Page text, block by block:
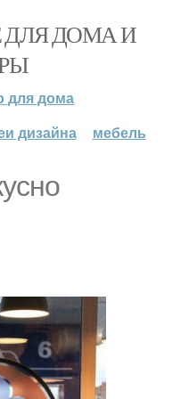
ДЛЯ ДОМА И
для дома
дизайна мебель